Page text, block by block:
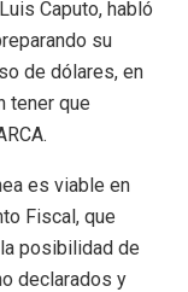
Caputo, habló
su
de dólares, en
tener que
es viable en
Fiscal, que
posibilidad de
declarados y